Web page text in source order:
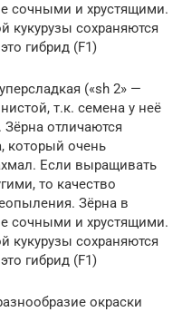
сочными и хрустящими.
кукурузы сохраняются
гибрид (F1)
(«sh 2» —
т.к. семена у неё
отличаются
который очень
Если выращивать
то качество
Зёрна в
сочными и хрустящими.
кукурузы сохраняются
гибрид (F1)
окраски